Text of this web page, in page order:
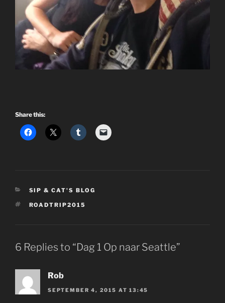
Share this:
CATEGORIES
SIP & CAT'S BLOG
TAGS
ROADTRIP2015
6 Replies to “Dag 1 Op naar Seattle”
Rob
SEPTEMBER 4, 2015 AT 13:45